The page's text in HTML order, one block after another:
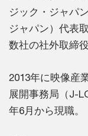
ジック・ジャパ
ジャパン）代表
数社の社外取締
2013年に映像産
展開事務局（J-
年6月から現職。